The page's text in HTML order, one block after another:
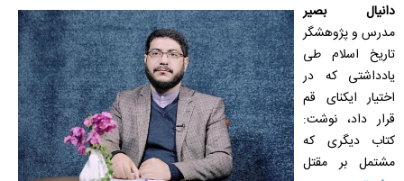
دانیال بصیر
مدرس و پژوهشگر
تاریخ اسلام طی
یادداشتی که در
اختیار ایکنای قم
قرار داد، نوشت:
کتاب دیگری که
مشتمل بر مقتل